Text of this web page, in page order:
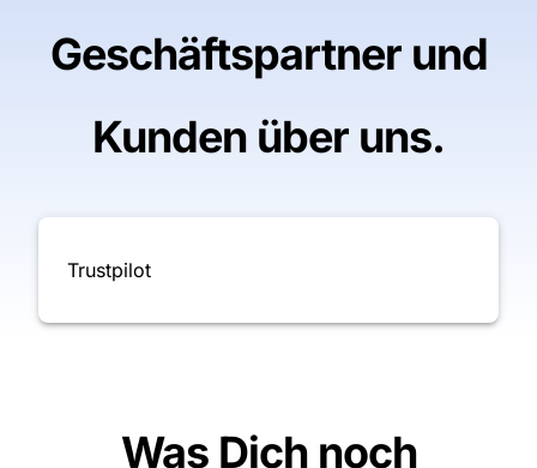
Geschäftspartner und
Kunden über uns.
Trustpilot
Was Dich noch